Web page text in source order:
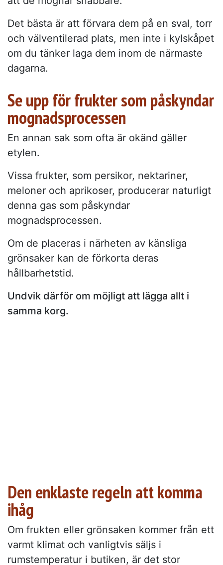
Det bästa är att förvara dem på en sval, torr
och välventilerad plats, men inte i kylskåpet
om du tänker laga dem inom de närmaste
dagarna.
Se upp för frukter som påskyndar
mognadsprocessen
En annan sak som ofta är okänd gäller
etylen.
Vissa frukter, som persikor, nektariner,
meloner och aprikoser, producerar naturligt
denna gas som påskyndar
mognadsprocessen.
Om de placeras i närheten av känsliga
grönsaker kan de förkorta deras
hållbarhetstid.
Undvik därför om möjligt att lägga allt i
samma korg.
Den enklaste regeln att komma
ihåg
Om frukten eller grönsaken kommer från ett
varmt klimat och vanligtvis säljs i
rumstemperatur i butiken, är det stor